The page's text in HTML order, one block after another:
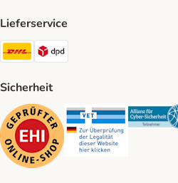
Lieferservice
DHL Shipping Method
Sicherheit
Security Security